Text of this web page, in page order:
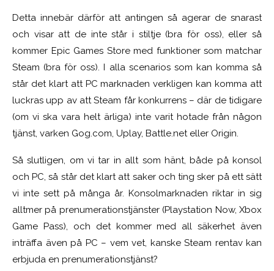
Detta innebär därför att antingen så agerar de snarast
och visar att de inte står i stiltje (bra för oss), eller så
kommer Epic Games Store med funktioner som matchar
Steam (bra för oss). I alla scenarios som kan komma så
står det klart att PC marknaden verkligen kan komma att
luckras upp av att Steam får konkurrens – där de tidigare
(om vi ska vara helt ärliga) inte varit hotade från någon
tjänst, varken Gog.com, Uplay, Battle.net eller Origin.
Så slutligen, om vi tar in allt som hänt, både på konsol
och PC, så står det klart att saker och ting sker på ett sätt
vi inte sett på många år. Konsolmarknaden riktar in sig
alltmer på prenumerationstjänster (Playstation Now, Xbox
Game Pass), och det kommer med all säkerhet även
inträffa även på PC – vem vet, kanske Steam rentav kan
erbjuda en prenumerationstjänst?